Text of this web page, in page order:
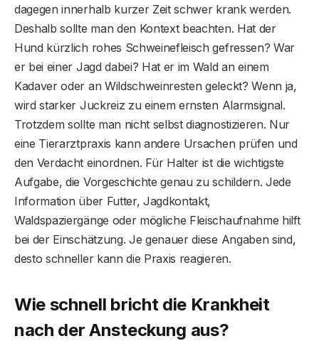
dagegen innerhalb kurzer Zeit schwer krank werden.
Deshalb sollte man den Kontext beachten. Hat der
Hund kürzlich rohes Schweinefleisch gefressen? War
er bei einer Jagd dabei? Hat er im Wald an einem
Kadaver oder an Wildschweinresten geleckt? Wenn ja,
wird starker Juckreiz zu einem ernsten Alarmsignal.
Trotzdem sollte man nicht selbst diagnostizieren. Nur
eine Tierarztpraxis kann andere Ursachen prüfen und
den Verdacht einordnen. Für Halter ist die wichtigste
Aufgabe, die Vorgeschichte genau zu schildern. Jede
Information über Futter, Jagdkontakt,
Waldspaziergänge oder mögliche Fleischaufnahme hilft
bei der Einschätzung. Je genauer diese Angaben sind,
desto schneller kann die Praxis reagieren.
Wie schnell bricht die Krankheit
nach der Ansteckung aus?